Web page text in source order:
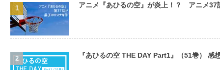
アニメ『あひるの空』が炎上！？ アニメ37
『あひるの空 THE DAY Part1』（51巻） 感